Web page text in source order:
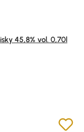
5 Sternen
45,8% vol. 0,70l